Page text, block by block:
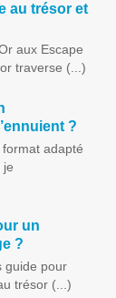
au trésor et
aux Escape
traverse (...)
?
adapté
je
un
?
guide pour
trésor (...)